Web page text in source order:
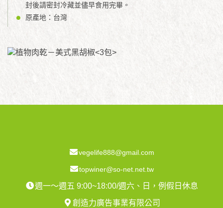
封後請密封冷藏並儘早食用完畢。
原產地：台灣
vegelife888@gmail.com
topwiner@so-net.net.tw
週一～週五 9:00~18:00/週六、日，例假日休息
創造力廣告事業有限公司